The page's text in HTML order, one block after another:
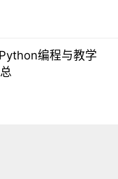
编程与教学